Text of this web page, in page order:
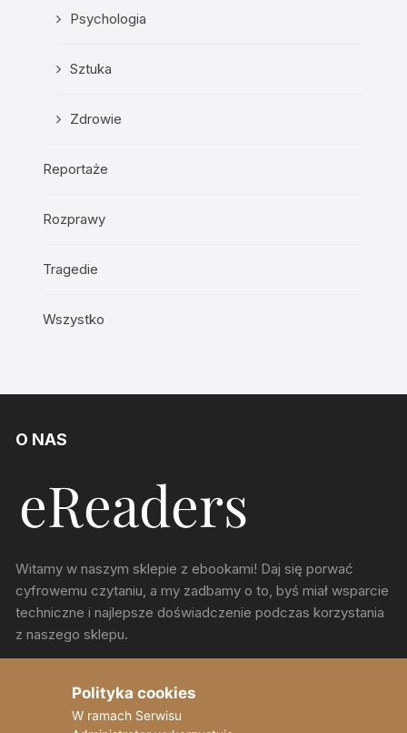
Psychologia
Sztuka
Zdrowie
Reportaże
Rozprawy
Tragedie
Wszystko
O NAS
Witamy w naszym sklepie z ebookami! Daj się porwać
cyfrowemu czytaniu, a my zadbamy o to, byś miał wsparcie
techniczne i najlepsze doświadczenie podczas korzystania
z naszego sklepu.
ul. Chorzowska 150, Katowice
Polityka cookies
W ramach Serwisu